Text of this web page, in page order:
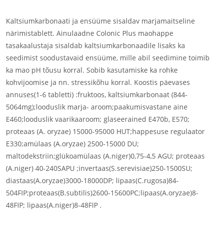
Kaltsiumkarbonaati ja ensüüme sisaldav marjamaitseline
närimistablett. Ainulaadne Colonic Plus maohappe
tasakaalustaja sisaldab kaltsiumkarbonaadile lisaks ka
seedimist soodustavaid ensüüme, mille abil seedimine toimib
ka mao pH tõusu korral. Sobib kasutamiske ka rohke
kohvijoomise ja nn. stressikõhu korral. Koostis päevases
annuses(1-6 tabletti) :fruktoos, kaltsiumkarbonaat (844-
5064mg);looduslik marja- aroom;paakumisvastane aine
E460;looduslik vaarikaaroom; glaseerained E470b, E570;
proteaas (A. oryzae) 15000-95000 HUT;happesuse regulaator
E330;amülaas (A.oryzae) 2500-15000 DU;
maltodekstriin;glükoamülaas (A.niger)0,75-4,5 AGU; proteaas
(A.niger) 40-240SAPU ;invertaas(S.serevisiae)250-1500SU;
diastaas(A.oryzae)3000-18000DP; lipaas(C.rugosa)84-
504FIP;proteaas(B.subtilis)2600-15600PC;lipaas(A.oryzae)8-
48FIP; lipaas(A.niger)8-48FIP .